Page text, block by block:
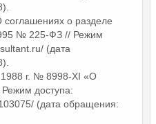
о разделе
№ 225-ФЗ // Режим
(дата
г. № 8998-XI «О
доступа:
(дата обращения: